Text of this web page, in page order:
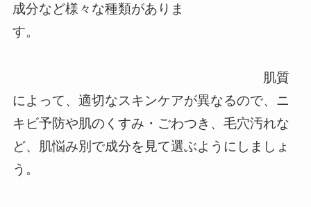
成分など様々な種類がありま
す。
肌質
によって、適切なスキンケアが異なるので、ニ
キビ予防や肌のくすみ・ごわつき、毛穴汚れな
ど、肌悩み別で成分を見て選ぶようにしましょ
う。